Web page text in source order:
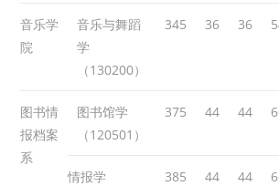
音乐学
院
音乐与舞蹈
学
（130200）
345 36 36
图书情
报档案
系
图书馆学
（120501）
375 44 44
情报学
385 44 44